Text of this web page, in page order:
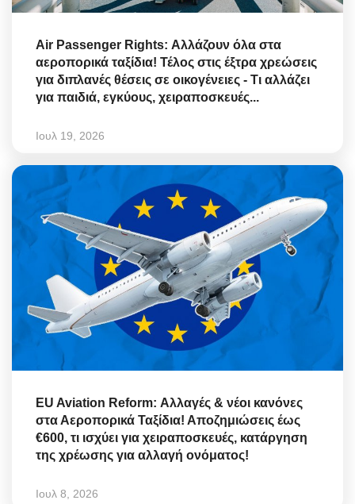
Air Passenger Rights: Αλλάζουν όλα στα
αεροπορικά ταξίδια! Τέλος στις έξτρα χρεώσεις
για διπλανές θέσεις σε οικογένειες - Τι αλλάζει
για παιδιά, εγκύους, χειραποσκευές...
Ιουλ 19, 2026
EU Aviation Reform: Αλλαγές & νέοι κανόνες
στα Αεροπορικά Ταξίδια! Αποζημιώσεις έως
€600, τι ισχύει για χειραποσκευές, κατάργηση
της χρέωσης για αλλαγή ονόματος!
Ιουλ 8, 2026